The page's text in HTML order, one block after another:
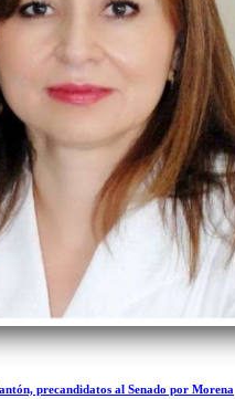
precandidatos al Senado por Morena